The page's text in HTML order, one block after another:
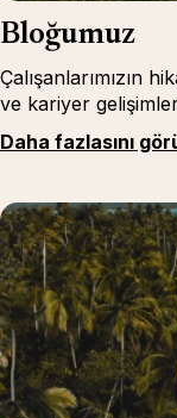
Bloğumuz
Çalışanlarımızın
ve kariyer
Daha fazlasını